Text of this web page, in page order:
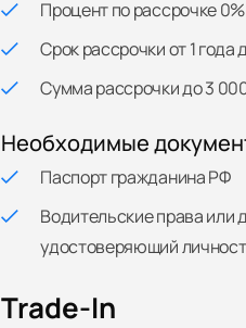
Процент по рассрочке 0%
Срок рассрочки от 1 года
Сумма рассрочки до 3
Необходимые
Паспорт гражданина РФ
Водительские права или
удостоверяющий
Trade-In